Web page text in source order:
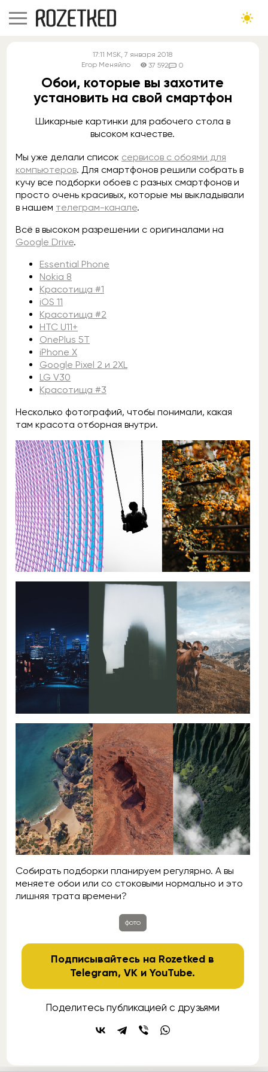
17:11 MSK, 7 января 2018
Егор Меняйло
37 592 0
Обои, которые вы захотите
установить на свой смартфон
Шикарные картинки для рабочего стола в
высоком качестве.
Мы уже делали список сервисов с обоями для
компьютеров. Для смартфонов решили собрать в
кучу все подборки обоев с разных смартфонов и
просто очень красивых, которые мы выкладывали
в нашем телеграм-канале.
Всё в высоком разрешении с оригиналами на
Google Drive.
Essential Phone
Nokia 8
Красотища #1
iOS 11
Красотища #2
HTC U11+
OnePlus 5T
iPhone X
Google Pixel 2 и 2XL
LG V30
Красотища #3
Несколько фотографий, чтобы понимали, какая
там красота отборная внутри.
Собирать подборки планируем регулярно. А вы
меняете обои или со стоковыми нормально и это
лишняя трата времени?
фото
Подписывайтесь на Rozetked в
Telegram,VK иYouTube.
Поделитесь публикацией с друзьями